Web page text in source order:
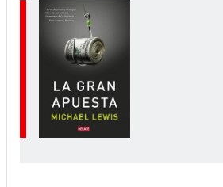
Image